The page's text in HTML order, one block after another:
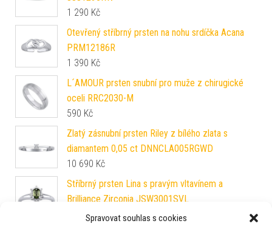
Spravovat souhlas s cookies
1 290 Kč
Otevřený stříbrný prsten na nohu srdíčka Acana
PRM12186R
1 390 Kč
L´AMOUR prsten snubní pro muže z chirugické
oceli RRC2030-M
590 Kč
Zlatý zásnubní prsten Riley z bílého zlata s
diamantem 0,05 ct DNNCLA005RGWD
10 690 Kč
Stříbrný prsten Lina s pravým vltavínem a
Brilliance Zirconia JSW3001SVL
5 990Kč